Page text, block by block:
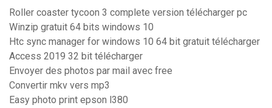
Roller coaster tycoon 3 complete version télécharger pc
Winzip gratuit 64 bits windows 10
Htc sync manager for windows 10 64 bit gratuit télécharger
Access 2019 32 bit télécharger
Envoyer des photos par mail avec free
Convertir mkv vers mp3
Easy photo print epson l380